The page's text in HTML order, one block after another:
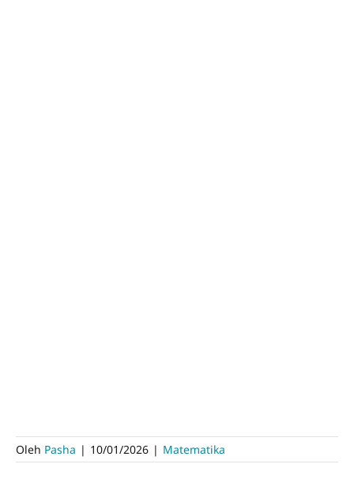
Oleh Pasha | 10/01/2026 | Matematika